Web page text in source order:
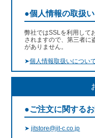
●個人情報の取扱い
弊社ではSSLを利用して
されますので、第三者に
がありません。
➤個人情報取扱いについ
●ご注文に関する
➤jitstore@jit-c.co.jp